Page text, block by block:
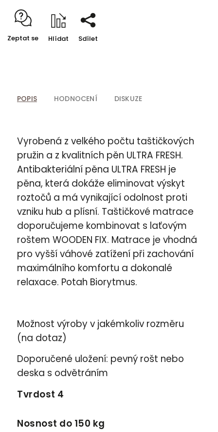
Zeptat se Hlídat Sdílet
POPIS HODNOCENÍ DISKUZE
Vyrobená z velkého počtu taštičkových
pružin a z kvalitních pěn ULTRA FRESH.
Antibakteriální pěna ULTRA FRESH je
pěna, která dokáže eliminovat výskyt
roztočů a má vynikající odolnost proti
vzniku hub a plísní. Taštičkové matrace
doporučujeme kombinovat s laťovým
roštem WOODEN FIX. Matrace je vhodná
pro vyšší váhové zatížení při zachování
maximálního komfortu a dokonalé
relaxace. Potah Biorytmus.
Možnost výroby v jakémkoliv rozměru
(na dotaz)
Doporučené uložení: pevný rošt nebo
deska s odvětráním
Tvrdost 4
Nosnost do 150 kg